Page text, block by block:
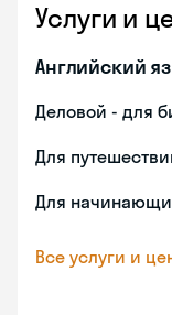
Услуги и
Английский
Деловой - для
Для
Для
Все услуги и